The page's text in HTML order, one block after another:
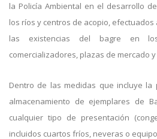
la Policía Ambiental en el desarrollo
los ríos y centros de acopio,
las existencias del bagre en
comercializadores, plazas de mercado
Dentro de las medidas que incluye la
almacenamiento de ejemplares de
cualquier tipo de presentación
incluidos cuartos fríos, neveras o